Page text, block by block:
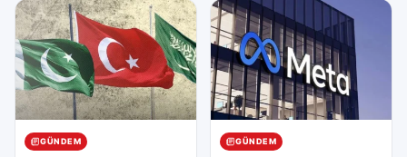
GÜNDEM GÜNDEM